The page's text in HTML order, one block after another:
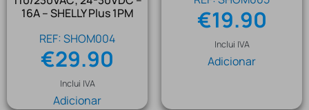
16A – SHELLY Plus 1PM
REF: SHOM004
€29.90
Inclui IVA
Adicionar
€19.90
Inclui IVA
Adicionar